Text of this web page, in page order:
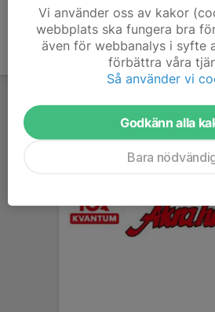
Vi använder oss av kakor
webbplats ska fungera bra
även för webbanalys i syfte
förbättra våra
Så använder vi
Godkänn alla
Bara